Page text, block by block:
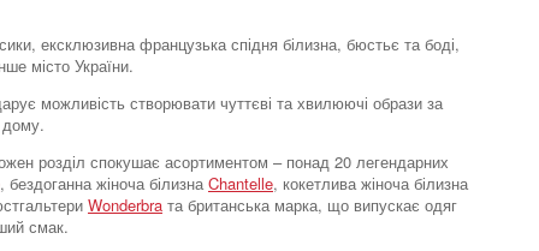
Boite a Desir
6084 грн.
ексклюзивна французька спідня білизна, бюстьє та боді,
місто України.
можливість створювати чуттєві та хвилюючі образи за
дому.
розділ спокушає асортиментом – понад 20 легендарних
, бездоганна жіноча білизнаChantelle, кокетлива жіноча білизна
Wonderbra та британська марка, що випускає одяг
смак.